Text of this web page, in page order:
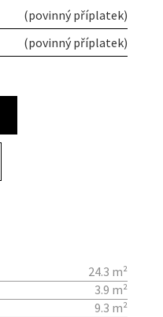
(povinný příplatek)
(povinný příplatek)
24.3 m²
3.9 m²
9.3 m²